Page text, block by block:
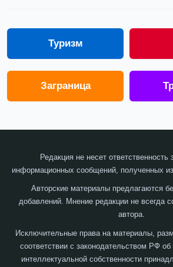
Туризм
Заграница
Редакция не несет ответственность
информационных сообщений, полученных
Авторские материалы предлагаются
добавлений. Мнение редакции не всегда
автора.
Исключительные права на материалы,
соответствии с законодательством РФ об
интеллектуальной собственности